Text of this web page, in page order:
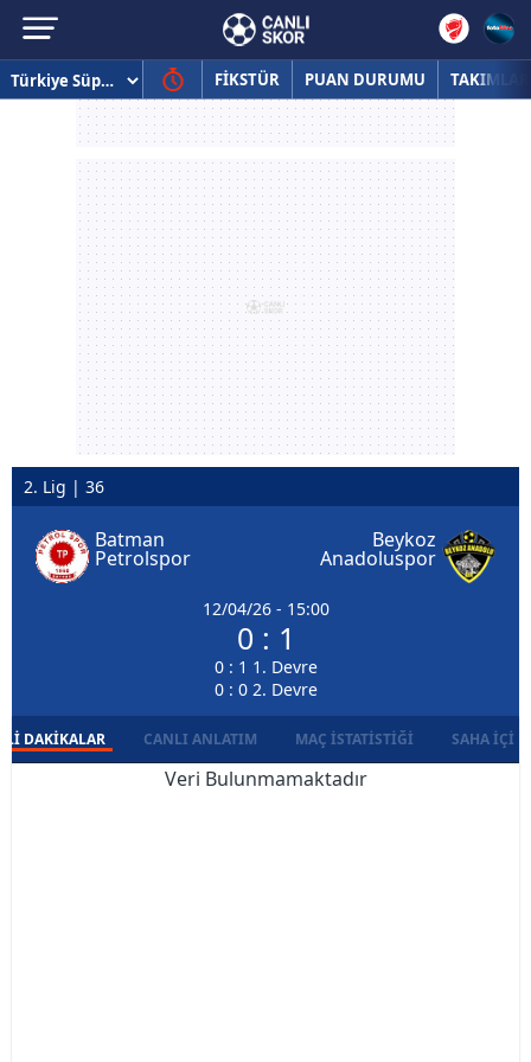
FİKSTÜR PUAN DURUMU TAKIMLAR
2. Lig | 36
Batman
Petrolspor
12/04/26 - 15:00
0 : 1
0 : 1 1. Devre
0 : 0 2. Devre
Beykoz
Anadoluspor
DAKIKALAR CANLI ANLATIM MAÇ İSTATISTIĞI SAHA İÇI
Veri Bulunmamaktadır